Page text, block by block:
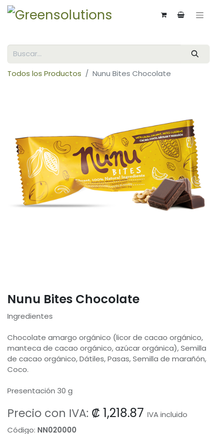
Todos los Productos Nunu Bites Chocolate
Nunu Bites Chocolate
Ingredientes
Chocolate amargo orgánico (licor de cacao orgánico,
manteca de cacao orgánico, azúcar orgánica), Semilla
de cacao orgánico, Dátiles, Pasas, Semilla de marañón,
Coco.
Presentación 30 g
Precio con IVA: ₡ 1,218.87 IVA incluido
Código: NN020000